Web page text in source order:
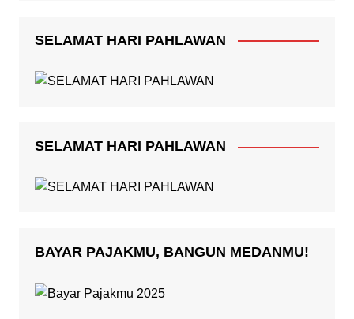
SELAMAT HARI PAHLAWAN
SELAMAT HARI PAHLAWAN
BAYAR PAJAKMU, BANGUN MEDANMU!